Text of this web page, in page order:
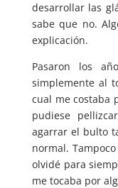
desarrollar las
sabe que no.
explicación.
Pasaron los
simplemente al
cual me costaba
pudiese
agarrar el bulto
normal.
olvidé para
me tocaba por